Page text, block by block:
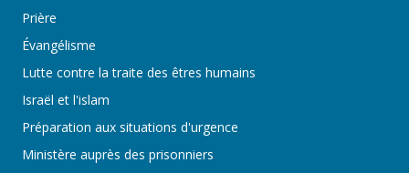
Prière
Évangélisme
Lutte contre la traite des êtres humains
Israël et l'islam
Préparation aux situations d'urgence
Ministère auprès des prisonniers